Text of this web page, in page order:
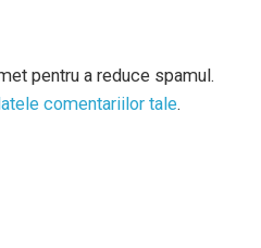
pentru a reduce spamul.
comentariilor tale.